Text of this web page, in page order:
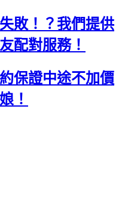
敗！？我們提供
配對服務！
保證中途不加價
！